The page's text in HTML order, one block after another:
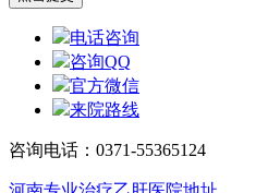
电话咨询
咨询QQ
官方微信
来院路线
咨询电话：0371-55365124